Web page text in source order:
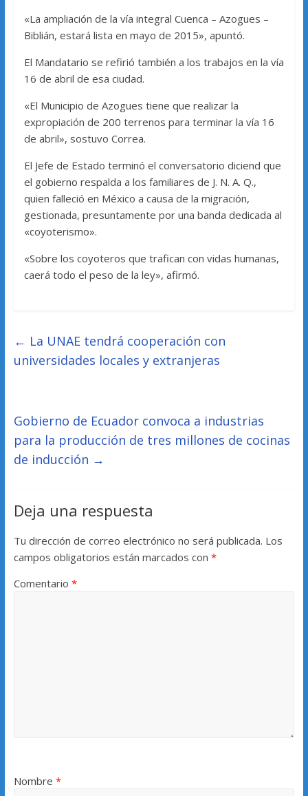
«La ampliación de la vía integral Cuenca – Azogues –
Biblián, estará lista en mayo de 2015», apuntó.
El Mandatario se refirió también a los trabajos en la vía
16 de abril de esa ciudad.
«El Municipio de Azogues tiene que realizar la
expropiación de 200 terrenos para terminar la vía 16
de abril», sostuvo Correa.
El Jefe de Estado terminó el conversatorio diciend que
el gobierno respalda a los familiares de J. N. A. Q.,
quien falleció en México a causa de la migración,
gestionada, presuntamente por una banda dedicada al
«coyoterismo».
«Sobre los coyoteros que trafican con vidas humanas,
caerá todo el peso de la ley», afirmó.
← La UNAE tendrá cooperación con
universidades locales y extranjeras
Gobierno de Ecuador convoca a industrias
para la producción de tres millones de cocinas
de inducción →
Deja una respuesta
Tu dirección de correo electrónico no será publicada. Los
campos obligatorios están marcados con *
Comentario *
Nombre *